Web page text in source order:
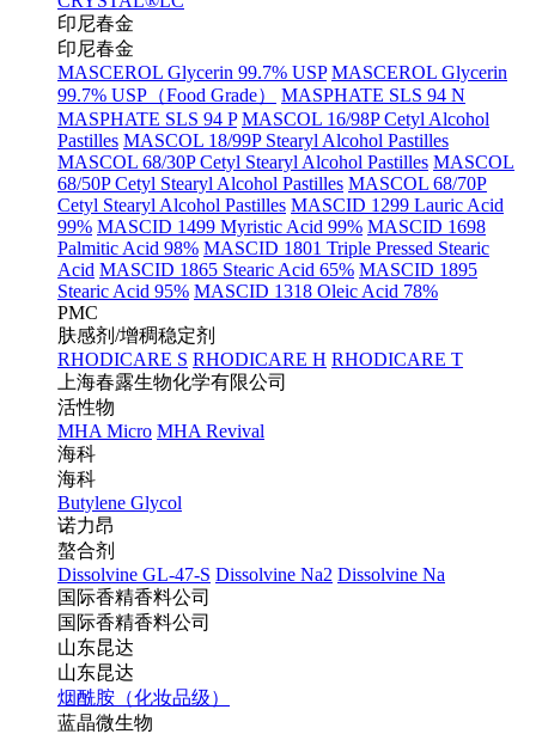
印尼春金
印尼春金
MASCEROL Glycerin 99.7% USP MASCEROL Glycerin
99.7% USP（Food Grade）
MASPHATE SLS 94 N
MASPHATE SLS 94 P MASCOL 16/98P Cetyl Alcohol
Pastilles MASCOL 18/99P Stearyl Alcohol Pastilles
MASCOL 68/30P Cetyl Stearyl Alcohol Pastilles MASCOL
68/50P Cetyl Stearyl Alcohol Pastilles MASCOL 68/70P
Cetyl Stearyl Alcohol Pastilles MASCID 1299 Lauric Acid
99% MASCID 1499 Myristic Acid 99% MASCID 1698
Palmitic Acid 98% MASCID 1801 Triple Pressed Stearic
Acid MASCID 1865 Stearic Acid 65% MASCID 1895
Stearic Acid 95% MASCID 1318 Oleic Acid 78%
PMC
肤感剂/增稠稳定剂
RHODICARE S RHODICARE H RHODICARE T
上海春露生物化学有限公司
活性物
MHA Micro MHA Revival
海科
海科
Butylene Glycol
诺力昂
螯合剂
Dissolvine GL-47-S Dissolvine Na2 Dissolvine Na
国际香精香料公司
国际香精香料公司
山东昆达
山东昆达
烟酰胺（化妆品级）
蓝晶微生物